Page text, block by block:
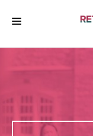
HABLAR CON
BIENESTAR